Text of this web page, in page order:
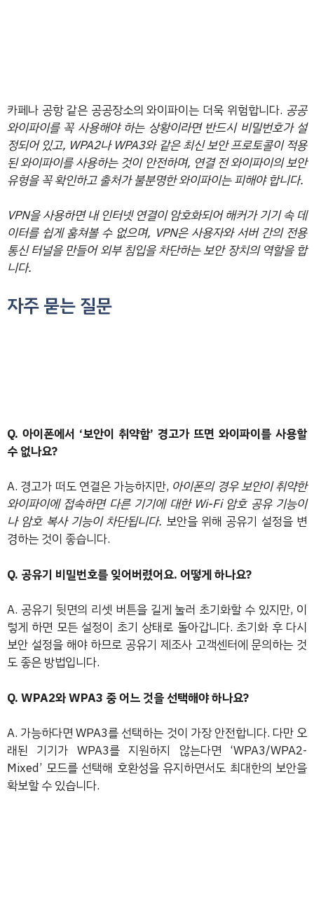
카페나 공항 같은 공공장소의 와이파이는 더욱 위험합니다. 공공
와이파이를 꼭 사용해야 하는 상황이라면 반드시 비밀번호가 설
정되어 있고, WPA2나 WPA3와 같은 최신 보안 프로토콜이 적용
된 와이파이를 사용하는 것이 안전하며, 연결 전 와이파이의 보안
유형을 꼭 확인하고 출처가 불분명한 와이파이는 피해야 합니다.
VPN을 사용하면 내 인터넷 연결이 암호화되어 해커가 기기 속 데
이터를 쉽게 훔쳐볼 수 없으며, VPN은 사용자와 서버 간의 전용
통신 터널을 만들어 외부 침입을 차단하는 보안 장치의 역할을 합
니다.
자주 묻는 질문
Q. 아이폰에서 ‘보안이 취약함’ 경고가 뜨면 와이파이를 사용할
수 없나요?
A. 경고가 떠도 연결은 가능하지만, 아이폰의 경우 보안이 취약한
와이파이에 접속하면 다른 기기에 대한 Wi-Fi 암호 공유 기능이
나 암호 복사 기능이 차단됩니다. 보안을 위해 공유기 설정을 변
경하는 것이 좋습니다.
Q. 공유기 비밀번호를 잊어버렸어요. 어떻게 하나요?
A. 공유기 뒷면의 리셋 버튼을 길게 눌러 초기화할 수 있지만, 이
렇게 하면 모든 설정이 초기 상태로 돌아갑니다. 초기화 후 다시
보안 설정을 해야 하므로 공유기 제조사 고객센터에 문의하는 것
도 좋은 방법입니다.
Q. WPA2와 WPA3 중 어느 것을 선택해야 하나요?
A. 가능하다면 WPA3를 선택하는 것이 가장 안전합니다. 다만 오
래된 기기가 WPA3를 지원하지 않는다면 ‘WPA3/WPA2-
Mixed’ 모드를 선택해 호환성을 유지하면서도 최대한의 보안을
확보할 수 있습니다.